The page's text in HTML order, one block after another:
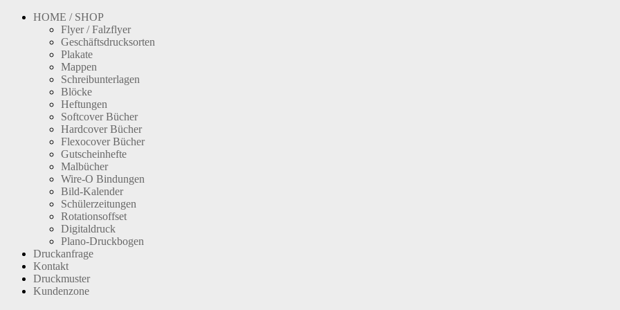
HOME / SHOP
Flyer / Falzflyer
Geschäftsdrucksorten
Plakate
Mappen
Schreibunterlagen
Blöcke
Heftungen
Softcover Bücher
Hardcover Bücher
Flexocover Bücher
Gutscheinhefte
Malbücher
Wire-O Bindungen
Bild-Kalender
Schülerzeitungen
Rotationsoffset
Digitaldruck
Plano-Druckbogen
Druckanfrage
Kontakt
Druckmuster
Kundenzone